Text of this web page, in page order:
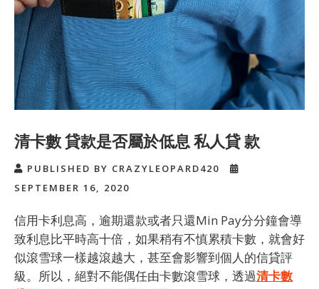
清卡數 貸款是否屬於低息 私人貸 款
PUBLISHED BY CRAZYLEOPARD420
SEPTEMBER 16, 2020
信用卡利息高，逾期還款或者只還Min Pay分分鐘會導
致利息比平時高十倍，如果稍有不慎累積卡數，就會好
似滾雪球一樣越滾越大，甚至會影響到個人的信貸評
級。所以，絕對不能偶任由卡數滾雪球，透過清卡數